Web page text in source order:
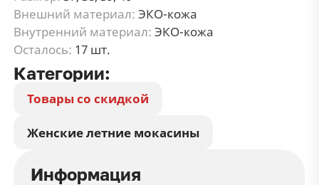
Внешний материал: ЭКО-кожа
Внутренний материал: ЭКО-кожа
Осталось: 17 шт.
Категории:
Товары со скидкой
Женские летние мокасины
Информация